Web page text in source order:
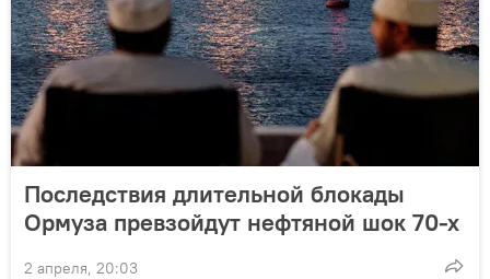
Последствия длительной блокады
Ормуза превзойдут нефтяной шок 70-х
2 апреля, 20:03